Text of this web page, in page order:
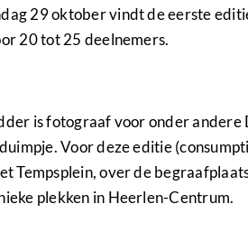
29 oktober vindt de eerste
20 tot 25 deelnemers.
is fotograaf voor onder
Voor deze editie
Tempsplein, over de
plekken in Heerlen-Centrum.